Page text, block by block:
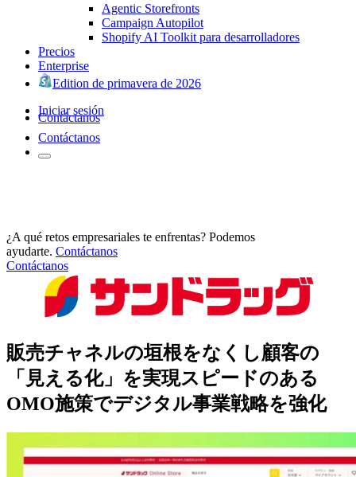
Agentic Storefronts
Campaign Autopilot
Shopify AI Toolkit para desarrolladores
Precios
Enterprise
Edition de primavera de 2026
Iniciar sesión
Contáctanos
Contáctanos
¿A qué retos empresariales te enfrentas? Podemos
ayudarte. Contáctanos
Contáctanos
販売チャネルの垣根をなくし顧客の
「見える化」を実現スピードのある
OMO施策でデジタル事業戦略を強化